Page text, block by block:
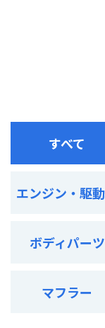
すべて
エンジン・駆
ボディパーツ
マフラー